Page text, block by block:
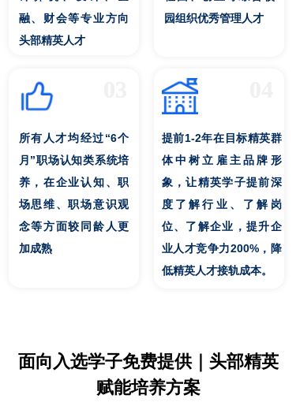
融、财会等专业方向
头部精英人才
园组织优秀管理人才
所有人才均经过“6个
月”职场认知类系统培
养，在企业认知、职
场思维、职场意识观
念等方面较同龄人更
加成熟
提前1-2年在目标精英群
体中树立雇主品牌形
象，让精英学子提前深
度了解行业、了解岗
位、了解企业，提升企
业人才竞争力200%，降
低精英人才接轨成本。
面向入选学子免费提供｜头部精英
赋能培养方案